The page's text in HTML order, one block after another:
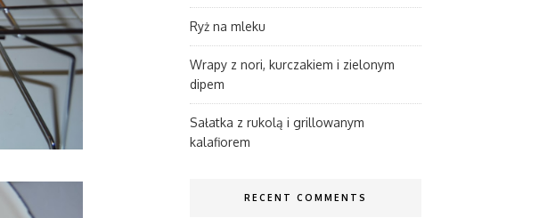
Ryż na mleku
Wrapy z nori, kurczakiem i zielonym
dipem
Sałatka z rukolą i grillowanym
kalafiorem
RECENT COMMENTS